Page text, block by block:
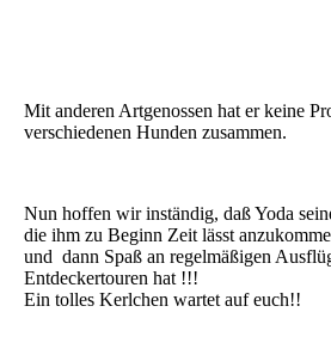
Mit anderen Artgenossen hat er keine
verschiedenen Hunden zusammen.
Nun hoffen wir inständig, daß Yoda
die ihm zu Beginn Zeit lässt
und dann Spaß an regelmäßigen
Entdeckertouren hat !!!
Ein tolles Kerlchen wartet auf euch!!